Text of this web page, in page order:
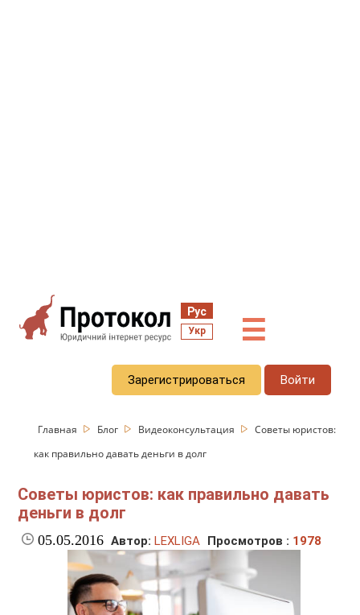
Рус
Укр ☰
Зарегистрироваться Войти
Главная Блог Видеоконсультация
Советы юристов:
как правильно давать деньги в долг
Советы юристов: как правильно давать
деньги в долг
05.05.2016 Автор: LEXLIGA Просмотров : 1978